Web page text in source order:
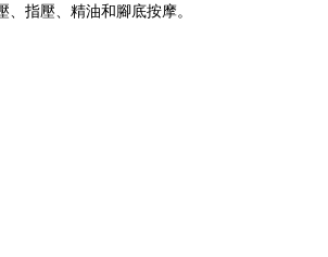
指壓、精油和腳底按摩。